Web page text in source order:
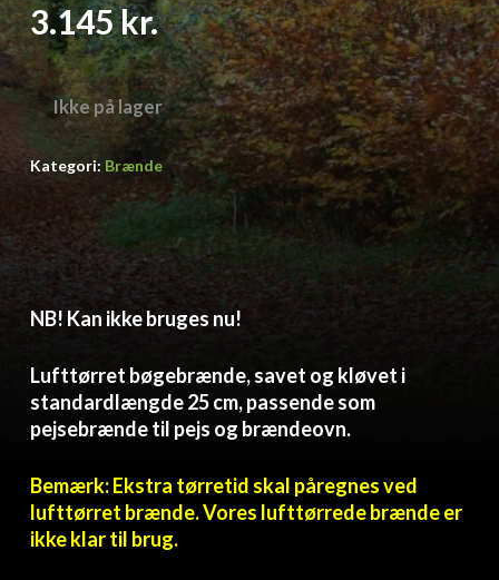
3.145kr.
Ikke på lager
Kategori: Brænde
NB! Kan ikke bruges nu!
Lufttørret bøgebrænde, savet og kløvet i
standardlængde 25 cm, passende som
pejsebrænde til pejs og brændeovn.
Bemærk: Ekstra tørretid skal påregnes ved
lufttørret brænde. Vores lufttørrede brænde er
ikke klar til brug.